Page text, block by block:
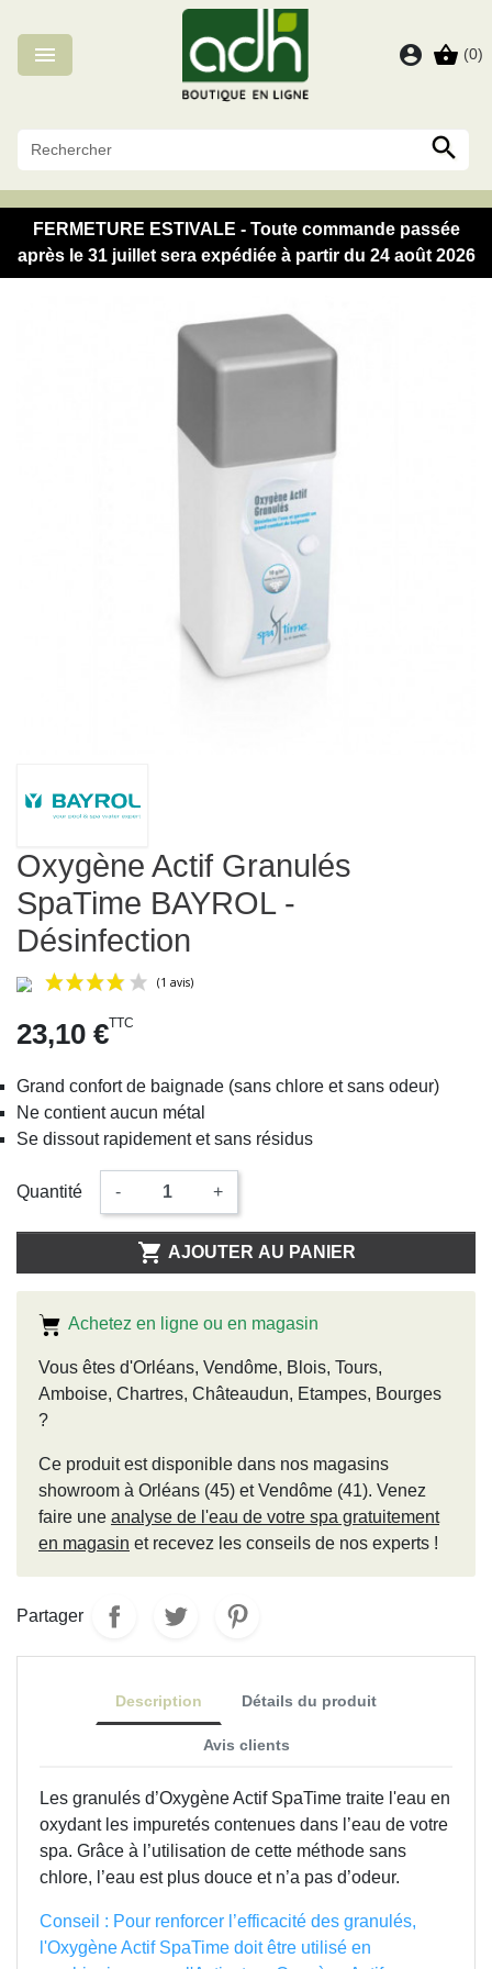
 account_circle shopping_basket (0)

FERMETURE ESTIVALE - Toute commande passée
après le 31 juillet sera expédiée à partir du 24 août 2026
Oxygène Actif Granulés
SpaTime BAYROL -
Désinfection
23,10 €TTC
Grand confort de baignade (sans chlore et sans odeur)
Ne contient aucun métal
Se dissout rapidement et sans résidus
Quantité - +
 AJOUTER AU PANIER
Achetez en ligne ou en magasin
Vous êtes d'Orléans, Vendôme, Blois, Tours,
Amboise, Chartres, Châteaudun, Etampes, Bourges
?
Ce produit est disponible dans nos magasins
showroom à Orléans (45) et Vendôme (41). Venez
faire une analyse de l'eau de votre spa gratuitement
en magasin et recevez les conseils de nos experts !
Partager
Description Détails du produit
Avis clients
Les granulés d’Oxygène Actif SpaTime traite l'eau en
oxydant les impuretés contenues dans l’eau de votre
spa. Grâce à l’utilisation de cette méthode sans
chlore, l’eau est plus douce et n’a pas d’odeur.
Conseil : Pour renforcer l’efficacité des granulés,
l'Oxygène Actif SpaTime doit être utilisé en
Panneau de gestion des cookies